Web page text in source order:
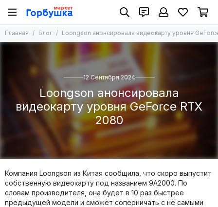
Главная Блог Loongson анонсировала видеокарту уровня
12 Сентября 2024
Loongson анонсировала
видеокарту уровня GeForce RTX
2080
Компания Loongson из Китая сообщила, что скоро выпустит
собственную видеокарту под названием 9A2000. По
словам производителя, она будет в 10 раз быстрее
предыдущей модели и сможет соперничать с не самыми